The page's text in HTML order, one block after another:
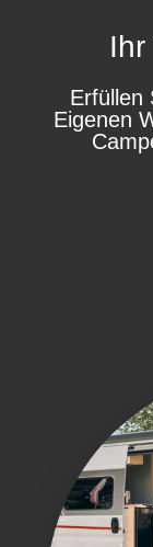
Erfüllen
Eigenen